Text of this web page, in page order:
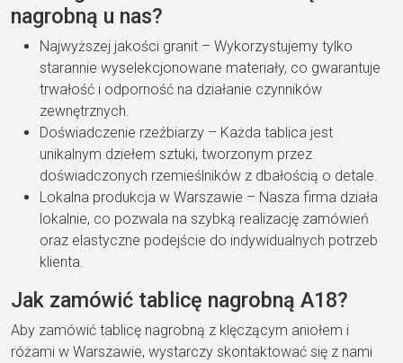
nagrobną u nas?
Najwyższej jakości granit – Wykorzystujemy tylko
starannie wyselekcjonowane materiały, co gwarantuje
trwałość i odporność na działanie czynników
zewnętrznych.
Doświadczenie rzeźbiarzy – Każda tablica jest
unikalnym dziełem sztuki, tworzonym przez
doświadczonych rzemieślników z dbałością o detale.
Lokalna produkcja w Warszawie – Nasza firma działa
lokalnie, co pozwala na szybką realizację zamówień
oraz elastyczne podejście do indywidualnych potrzeb
klienta.
Jak zamówić tablicę nagrobną A18?
Aby zamówić tablicę nagrobną z klęczącym aniołem i
różami w Warszawie, wystarczy skontaktować się z nami